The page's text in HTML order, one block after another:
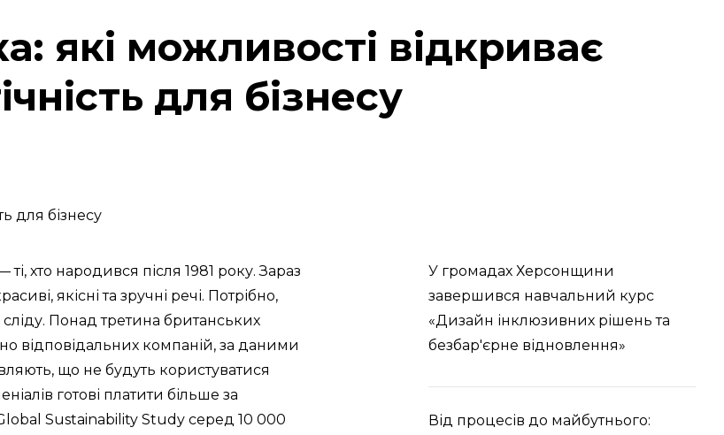
які можливості відкриває
для бізнесу
хто народився після 1981 року. Зараз
якісні та зручні речі. Потрібно,
Понад третина британських
відповідальних компаній, за даними
що не будуть користуватися
готові платити більше за
Sustainability Study серед 10 000
У громадах Херсонщини
завершився навчальний курс
«Дизайн інклюзивних рішень та
безбар'єрне відновлення»
Від процесів до майбутнього: